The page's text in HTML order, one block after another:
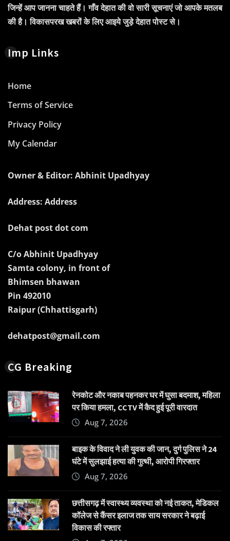
जिन्हें आप जानना चाहते हैं। गाँव देहात की वो सारी सूचनाएं जो आपके मतलब
की है। विकासपरख खबरों के लिए आइये जुड़े देहात पोस्ट से।
Imp Links
Home
Terms of Service
Privacy Policy
My Calendar
Owner & Editor: Abhinit Upadhyay
Address: Address
Dehat post dot com
C/o Abhinit Upadhyay
Samta colony, in front of
Bhimsen bhawan
Pin 492010
Raipur (Chhattisgarh)
dehatpost@gmail.com
CG Breaking
रेनकोट और नकाब पहनकर घर में घुसा बदमाश, महिला
पर किया हमला, CCTV में कैद हुई पूरी वारदात
Aug 7, 2026
बाइक के विवाद ने ली युवक की जान, दुर्ग पुलिस ने 24
घंटे में सुलझाई हत्या की गुत्थी, आरोपी गिरफ्तार
Aug 7, 2026
छत्तीसगढ़ में स्वास्थ्य व्यवस्था को नई ताकत, मेडिकल
कॉलेज से कैंसर इलाज तक साय सरकार ने बढ़ाई
विकास की रफ्तार